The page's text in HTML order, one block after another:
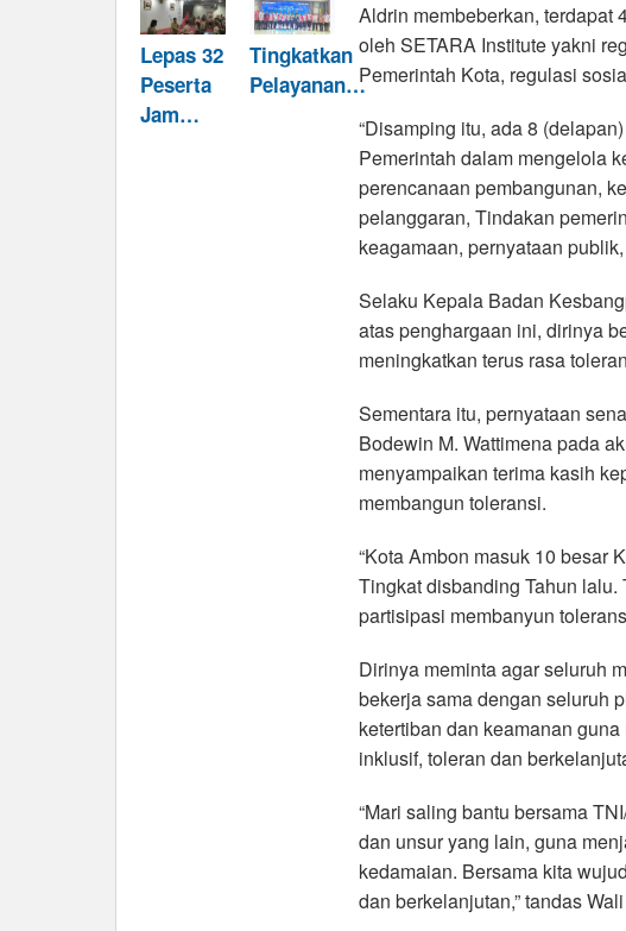
Lepas 32
Peserta
Jam…
Tingkatkan
Pelayanan…
Aldrin membeberkan, terdapat
oleh SETARA Institute yakni
Pemerintah Kota, regulasi
“Disamping itu, ada 8
Pemerintah dalam mengelola
perencanaan pembangunan,
pelanggaran, Tindakan
keagamaan, pernyataan
Selaku Kepala Badan
atas penghargaan ini, dirinya
meningkatkan terus rasa
Sementara itu, pernyataan
Bodewin M. Wattimena pada
menyampaikan terima kasih
membangun toleransi.
“Kota Ambon masuk 10 besar
Tingkat disbanding Tahun
partisipasi membanyun
Dirinya meminta agar seluruh
bekerja sama dengan seluruh
ketertiban dan keamanan
inklusif, toleran dan
“Mari saling bantu bersama
dan unsur yang lain, guna
kedamaian. Bersama kita
dan berkelanjutan,” tandas